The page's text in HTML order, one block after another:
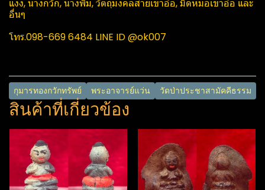
แงง, นางกวัก, นางพิม, วัตถุมงคลสายเขาอ้อ, มีดหมอเขาอ้อ และ
อื่นๆ
โทร.098-669 6484 LINE ID @ok007
กุมารทองกวักทรัพย์ พระอาจารย์แว่น วัดป่าประชาสามัคคี​ธรรม
สินค้าที่เกี่ยวข้อง